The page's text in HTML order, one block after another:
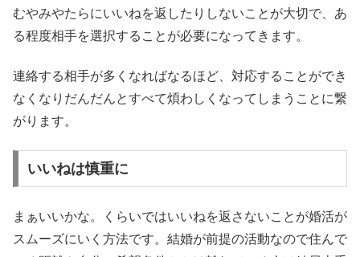
むやみやたらにいいねを返したりしないことが大切で、あ
る程度相手を選択することが必要になってきます。
連絡する相手が多くなればなるほど、対応することができ
なくなりだんだんとすべて煩わしくなってしまうことに繋
がります。
いいねは慎重に
まぁいいかな。くらいではいいねを返さないことが婚活が
スムーズにいく方法です。結婚が前提の活動なので住んで